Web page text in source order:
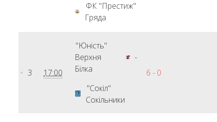
ФК "Престиж"
Гряда
3 17:00
"Юність"
Верхня
Білка
-
"Сокіл"
Сокільники
6 - 0